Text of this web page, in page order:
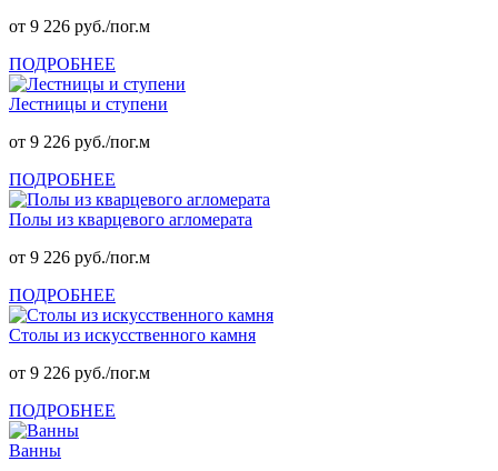
от 9 226 руб./пог.м
ПОДРОБНЕЕ
Лестницы и ступени
от 9 226 руб./пог.м
ПОДРОБНЕЕ
Полы из кварцевого агломерата
от 9 226 руб./пог.м
ПОДРОБНЕЕ
Столы из искусственного камня
от 9 226 руб./пог.м
ПОДРОБНЕЕ
Ванны